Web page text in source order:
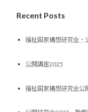
Recent Posts
福祉国家構想研究会・
公開講座2025
福祉国家構想研究会公